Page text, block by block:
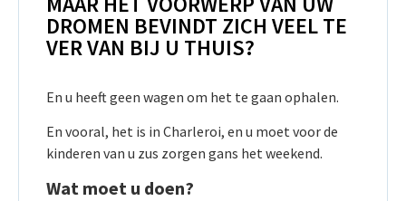
DROMEN BEVINDT ZICH VEEL TE
VER VAN BIJ U THUIS?
En u heeft geen wagen om het te gaan ophalen.
En vooral, het is in Charleroi, en u moet voor de
kinderen van u zus zorgen gans het weekend.
Wat moet u doen?